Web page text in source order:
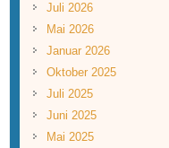
Juli 2026
Mai 2026
Januar 2026
Oktober 2025
Juli 2025
Juni 2025
Mai 2025